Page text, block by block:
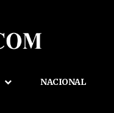
NACIONAL